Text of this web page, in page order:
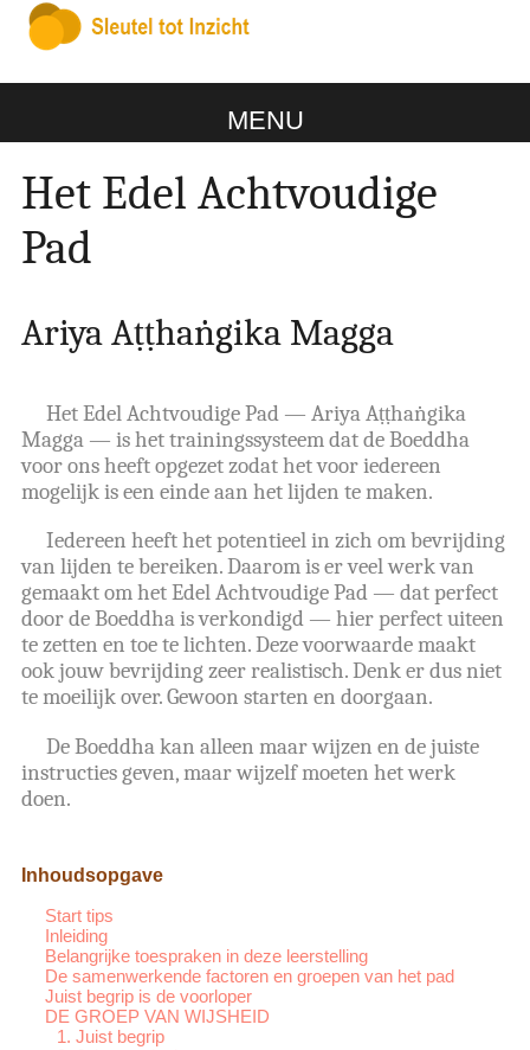
MENU
Het Edel Achtvoudige
Pad
Ariya Aṭṭhaṅgika Magga
Het Edel Achtvoudige Pad — Ariya Aṭṭhaṅgika
Magga — is het trainingssysteem dat de Boeddha
voor ons heeft opgezet zodat het voor iedereen
mogelijk is een einde aan het lijden te maken.
Iedereen heeft het potentieel in zich om bevrijding
van lijden te bereiken. Daarom is er veel werk van
gemaakt om het Edel Achtvoudige Pad — dat perfect
door de Boeddha is verkondigd — hier perfect uiteen
te zetten en toe te lichten. Deze voorwaarde maakt
ook jouw bevrijding zeer realistisch. Denk er dus niet
te moeilijk over. Gewoon starten en doorgaan.
De Boeddha kan alleen maar wijzen en de juiste
instructies geven, maar wijzelf moeten het werk
doen.
Inhoudsopgave
Start tips
Inleiding
Belangrijke toespraken in deze leerstelling
De samenwerkende factoren en groepen van het pad
Juist begrip is de voorloper
DE GROEP VAN WIJSHEID
1. Juist begrip